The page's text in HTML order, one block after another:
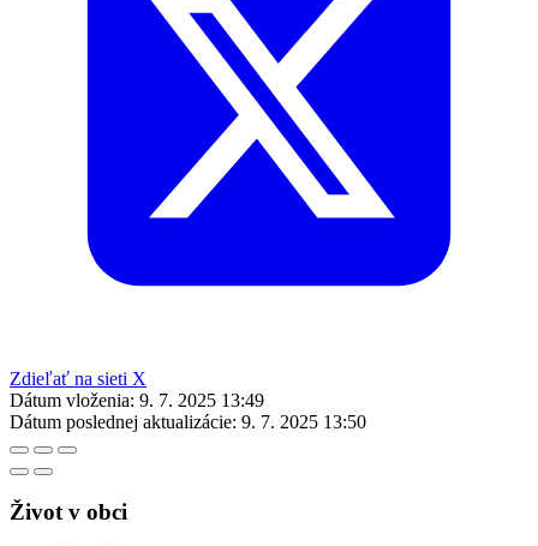
Zdieľať na sieti X
Dátum vloženia: 9. 7. 2025 13:49
Dátum poslednej aktualizácie: 9. 7. 2025 13:50
Život v obci